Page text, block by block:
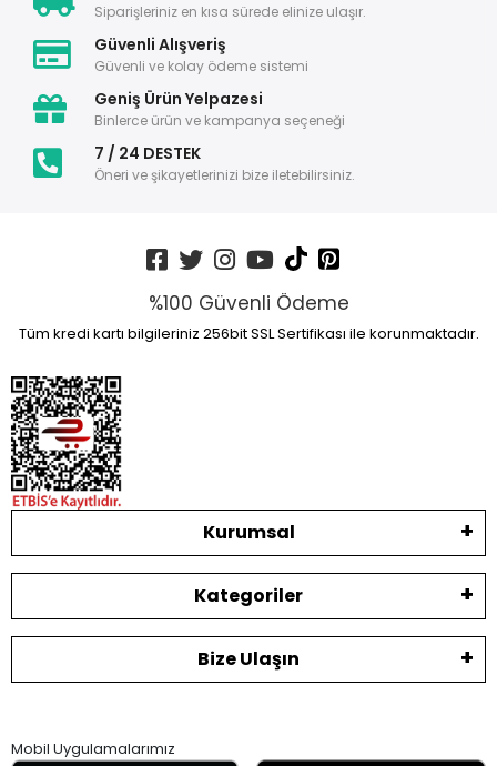
Siparişleriniz en kısa sürede elinize ulaşır.
Güvenli Alışveriş
Güvenli ve kolay ödeme sistemi
Geniş Ürün Yelpazesi
Binlerce ürün ve kampanya seçeneği
7 / 24 DESTEK
Öneri ve şikayetlerinizi bize iletebilirsiniz.
%100 Güvenli Ödeme
Tüm kredi kartı bilgileriniz 256bit SSL Sertifikası ile korunmaktadır.
Kurumsal
Kategoriler
Bize Ulaşın
Mobil Uygulamalarımız